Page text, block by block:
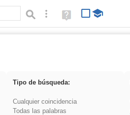
Búsqueda avanzada
Ayuda
(en
Tipo de búsqueda:
Cualquier coincidencia
Todas las palabras